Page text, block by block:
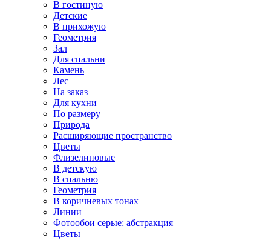
В гостиную
Детские
В прихожую
Геометрия
Зал
Для спальни
Камень
Лес
На заказ
Для кухни
По размеру
Природа
Расширяющие пространство
Цветы
Флизелиновые
В детскую
В спальню
Геометрия
В коричневых тонах
Линии
Фотообои серые: абстракция
Цветы